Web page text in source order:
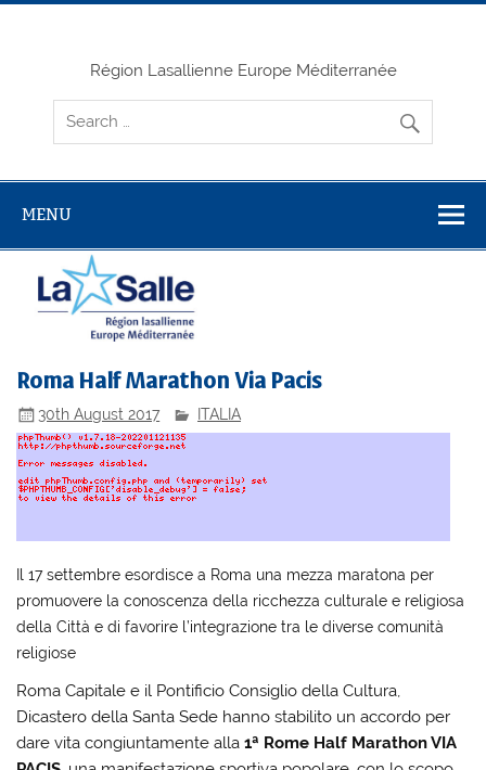
Skip
Région Lasallienne Europe Méditerranée
MENU
Roma Half Marathon Via Pacis
30th August 2017 ITALIA
Il 17 settembre esordisce a Roma una mezza maratona per
promuovere la conoscenza della ricchezza culturale e religiosa
della Città e di favorire l’integrazione tra le diverse comunità
religiose
Roma Capitale e il Pontificio Consiglio della Cultura,
Dicastero della Santa Sede hanno stabilito un accordo per
dare vita congiuntamente alla1ª Rome Half Marathon VIA